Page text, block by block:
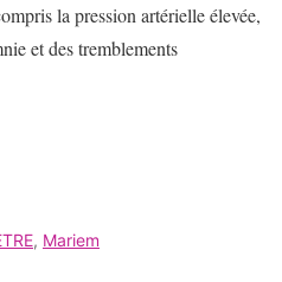
la pression artérielle élevée,
et des tremblements
, Mariem